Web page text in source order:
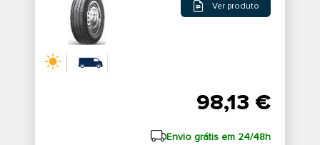
Ver produto
98,13 €
Envio grátis em 24/48h